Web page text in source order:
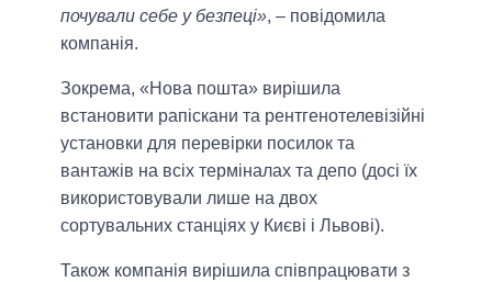
почували себе у безпеці», – повідомила
компанія.
Зокрема, «Нова пошта» вирішила
встановити рапіскани та рентгенотелевізійні
установки для перевірки посилок та
вантажів на всіх терміналах та депо (досі їх
використовували лише на двох
сортувальних станціях у Києві і Львові).
Також компанія вирішила співпрацювати з